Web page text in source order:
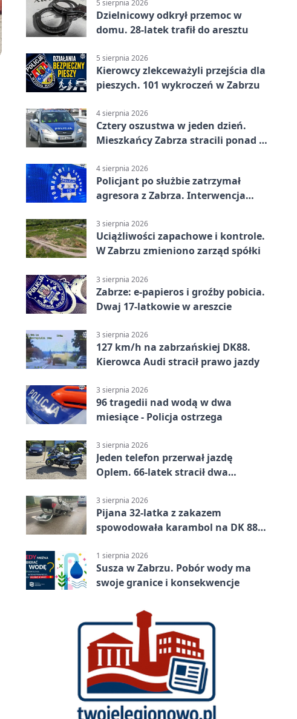
5 sierpnia 2026
Dzielnicowy odkrył przemoc w
domu. 28-latek trafił do aresztu
5 sierpnia 2026
Kierowcy zlekceważyli przejścia dla
pieszych. 101 wykroczeń w Zabrzu
4 sierpnia 2026
Cztery oszustwa w jeden dzień.
Mieszkańcy Zabrza stracili ponad 6
4 sierpnia 2026
Policjant po służbie zatrzymał
agresora z Zabrza. Interwencja
3 sierpnia 2026
Uciążliwości zapachowe i kontrole.
W Zabrzu zmieniono zarząd spółki
3 sierpnia 2026
Zabrze: e-papieros i groźby pobicia.
Dwaj 17-latkowie w areszcie
3 sierpnia 2026
127 km/h na zabrzańskiej DK88.
Kierowca Audi stracił prawo jazdy
3 sierpnia 2026
96 tragedii nad wodą w dwa
miesiące - Policja ostrzega
3 sierpnia 2026
Jeden telefon przerwał jazdę
Oplem. 66-latek stracił dwa
3 sierpnia 2026
Pijana 32-latka z zakazem
spowodowała karambol na DK 88
1 sierpnia 2026
Susza w Zabrzu. Pobór wody ma
swoje granice i konsekwencje